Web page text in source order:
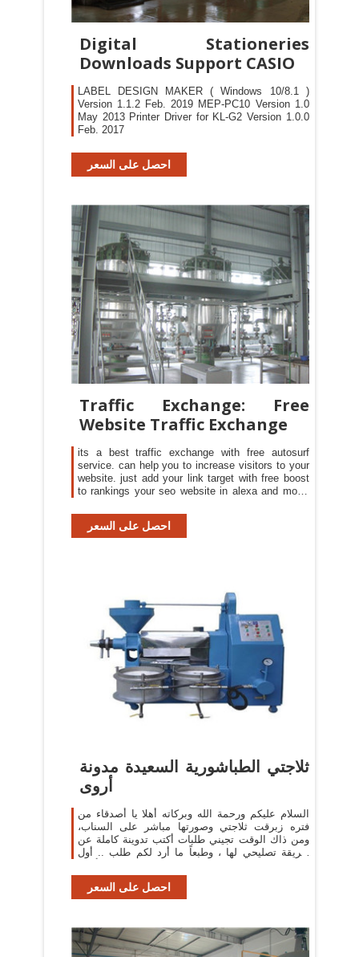
Digital Stationeries
Downloads Support CASIO
LABEL DESIGN MAKER ( Windows 10/8.1 )
Version 1.1.2 Feb. 2019 MEP-PC10 Version 1.0
May 2013 Printer Driver for KL-G2 Version 1.0.0
Feb. 2017
احصل على السعر
Traffic Exchange: Free
Website Traffic Exchange
its a best traffic exchange with free autosurf
service. can help you to increase visitors to your
website. just add your link target with free boost
to rankings your seo website in alexa and more.
autosurf website traffic in minutes.
احصل على السعر
ثلاجتي الطباشورية السعيدة مدونة
أروى
السلام عليكم ورحمة الله وبركاته أهلا يا أصدقاء من
فتره زبرقت ثلاجتي وصورتها مباشر على السناب،
ومن ذاك الوقت تجيني طلبات أكتب تدوينة كاملة عن
طريقة تصليحي لها ، وطبعاً ما أرد لكم طلب .. أول
احصل على السعر